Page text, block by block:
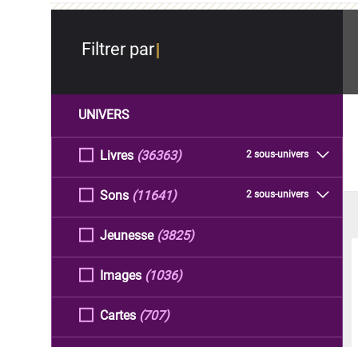
Filtrer par
UNIVERS
Livres 2 sous-univers
(36363)
Sons 2 sous-univers
(11641)
Jeunesse (3825)
Images (1036)
Cartes (707)